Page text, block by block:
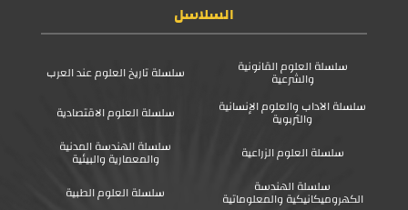
السلاسل
سلسلة العلوم القانونية
والشرعية
سلسلة تاريخ العلوم عند العرب
سلسلة الآداب والعلوم الإنسانية
والتربوية
سلسلة العلوم الاقتصادية
سلسلة العلوم الزراعية
سلسلة الهندسة المدنية
والمعمارية والبيئية
سلسلة الهندسة
الكهروميكانيكية والمعلوماتية
سلسلة العلوم الطبية